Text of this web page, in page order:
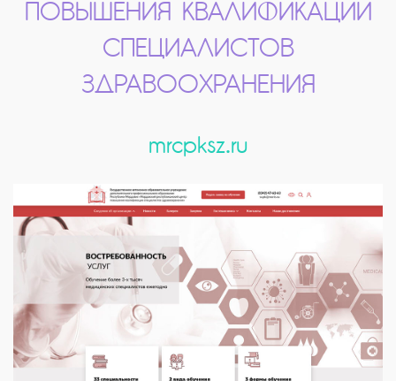
ПОВЫШЕНИЯ КВАЛИФИКАЦИИ
СПЕЦИАЛИСТОВ
ЗДРАВООХРАНЕНИЯ
mrcpksz.ru